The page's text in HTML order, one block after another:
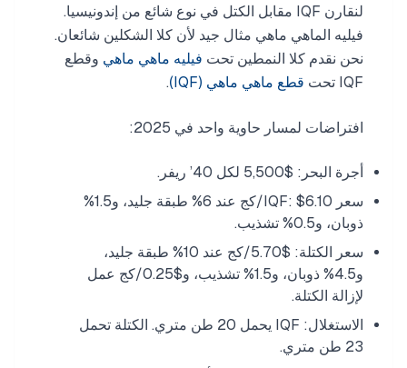
لنقارن IQF مقابل الكتل في نوع شائع من إندونيسيا.
فيليه الماهي ماهي مثال جيد لأن كلا الشكلين شائعان.
نحن نقدم كلا النمطين تحت فيليه ماهي ماهي وقطع
IQF تحت
قطع ماهي ماهي (IQF) .
افتراضات لمسار حاوية واحد في 2025:
أجرة البحر: $5,500 لكل 40’ ريفر.
سعر IQF: $6.10/كج عند 6% طبقة جليد، و1.5%
ذوبان، و0.5% تشذيب.
سعر الكتلة: $5.70/كج عند 10% طبقة جليد،
و4.5% ذوبان، و1.5% تشذيب، و$0.25/كج عمل
لإزالة الكتلة.
الاستغلال: IQF يحمل 20 طن متري. الكتلة تحمل
23 طن متري.